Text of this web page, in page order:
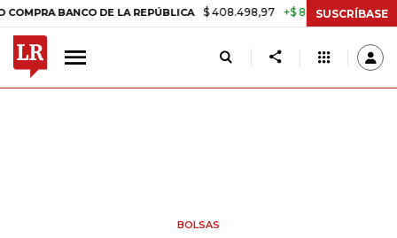
DE LA REPÚBLICA $ 408.498,97 +$ 8.753,81 +2,19% TASA
SUSCRÍBASE
BOLSAS